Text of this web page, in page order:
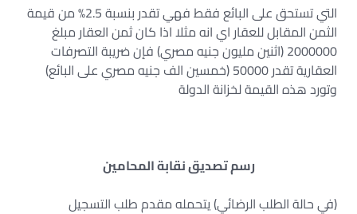
التي تستحق على البائع فقط فهي تقدر بنسبة 2.5% من قيمة
الثمن المقابل للعقار اي انه مثلا اذا كان ثمن العقار مبلغ
2000000 (اثنين مليون جنيه مصري) فإن ضريبة التصرفات
العقارية تقدر 50000 (خمسين الف جنيه مصري على البائع)
وتورد هذه القيمة لخزانة الدولة
رسم تصديق نقابة المحامين
(في حالة الطلب الرضائي) يتحمله مقدم طلب التسجيل